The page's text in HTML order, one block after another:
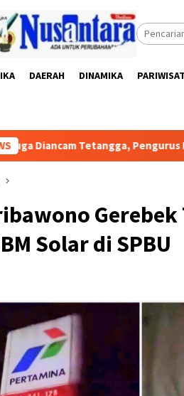
DAERAH DINAMIKA
Tetangga, Pengurus PWI
Solar di SPBU